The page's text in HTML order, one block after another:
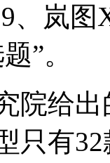
、岚
”。
院给
只有